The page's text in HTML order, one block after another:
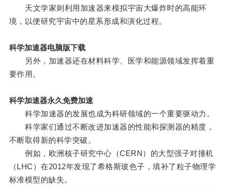
天文学家则利用加速器来模拟宇宙大爆炸时的高能环
境，以便研究宇宙中的星系形成和演化过程。
科学加速器电脑版下载
另外，加速器还在材料科学、医学和能源领域发挥着重
要作用。
科学加速器永久免费加速
科学加速器的发展也成为科研领域的一个重要驱动力。
科学家们通过不断改进加速器的性能和探测器的精度，
不断取得新的科学突破。
例如，欧洲核子研究中心（CERN）的大型强子对撞机
（LHC）在2012年发现了希格斯玻色子，填补了粒子物理学
标准模型的缺失。